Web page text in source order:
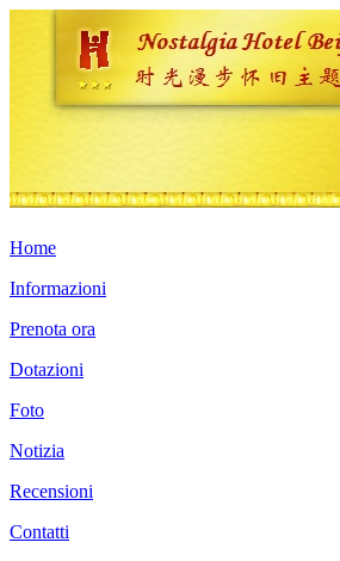
Home
Informazioni
Prenota ora
Dotazioni
Foto
Notizia
Recensioni
Contatti